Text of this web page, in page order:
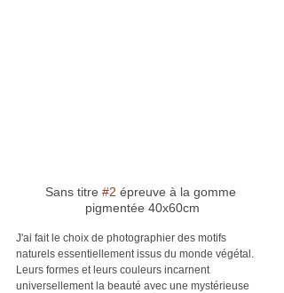
Sans titre #2 épreuve à la gomme
pigmentée 40x60cm
J'ai fait le choix de photographier des motifs
naturels essentiellement issus du monde végétal.
Leurs formes et leurs couleurs incarnent
universellement la beauté avec une mystérieuse